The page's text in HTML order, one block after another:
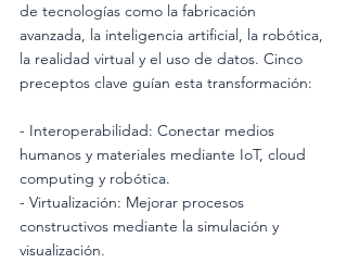
de tecnologías como la fabricación
avanzada, la inteligencia artificial, la robótica,
la realidad virtual y el uso de datos. Cinco
preceptos clave guían esta transformación:
- Interoperabilidad: Conectar medios
humanos y materiales mediante IoT, cloud
computing y robótica.
- Virtualización: Mejorar procesos
constructivos mediante la simulación y
visualización.